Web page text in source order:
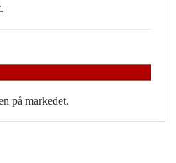
på markedet.